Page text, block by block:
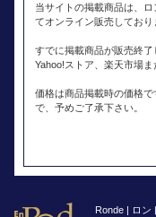
当サイトの掲載商品は、
てオンライン販売しており
すでに掲載商品が販売終
Yahoo!ストア、楽天市場
価格は商品掲載時の価格
で、予めご了承下さい。
Ronde | ロン